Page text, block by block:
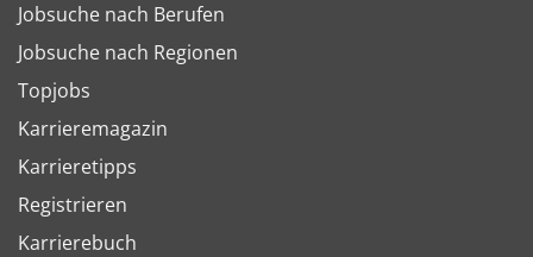
Jobsuche nach Berufen
Jobsuche nach Regionen
Topjobs
Karrieremagazin
Karrieretipps
Registrieren
Karrierebuch